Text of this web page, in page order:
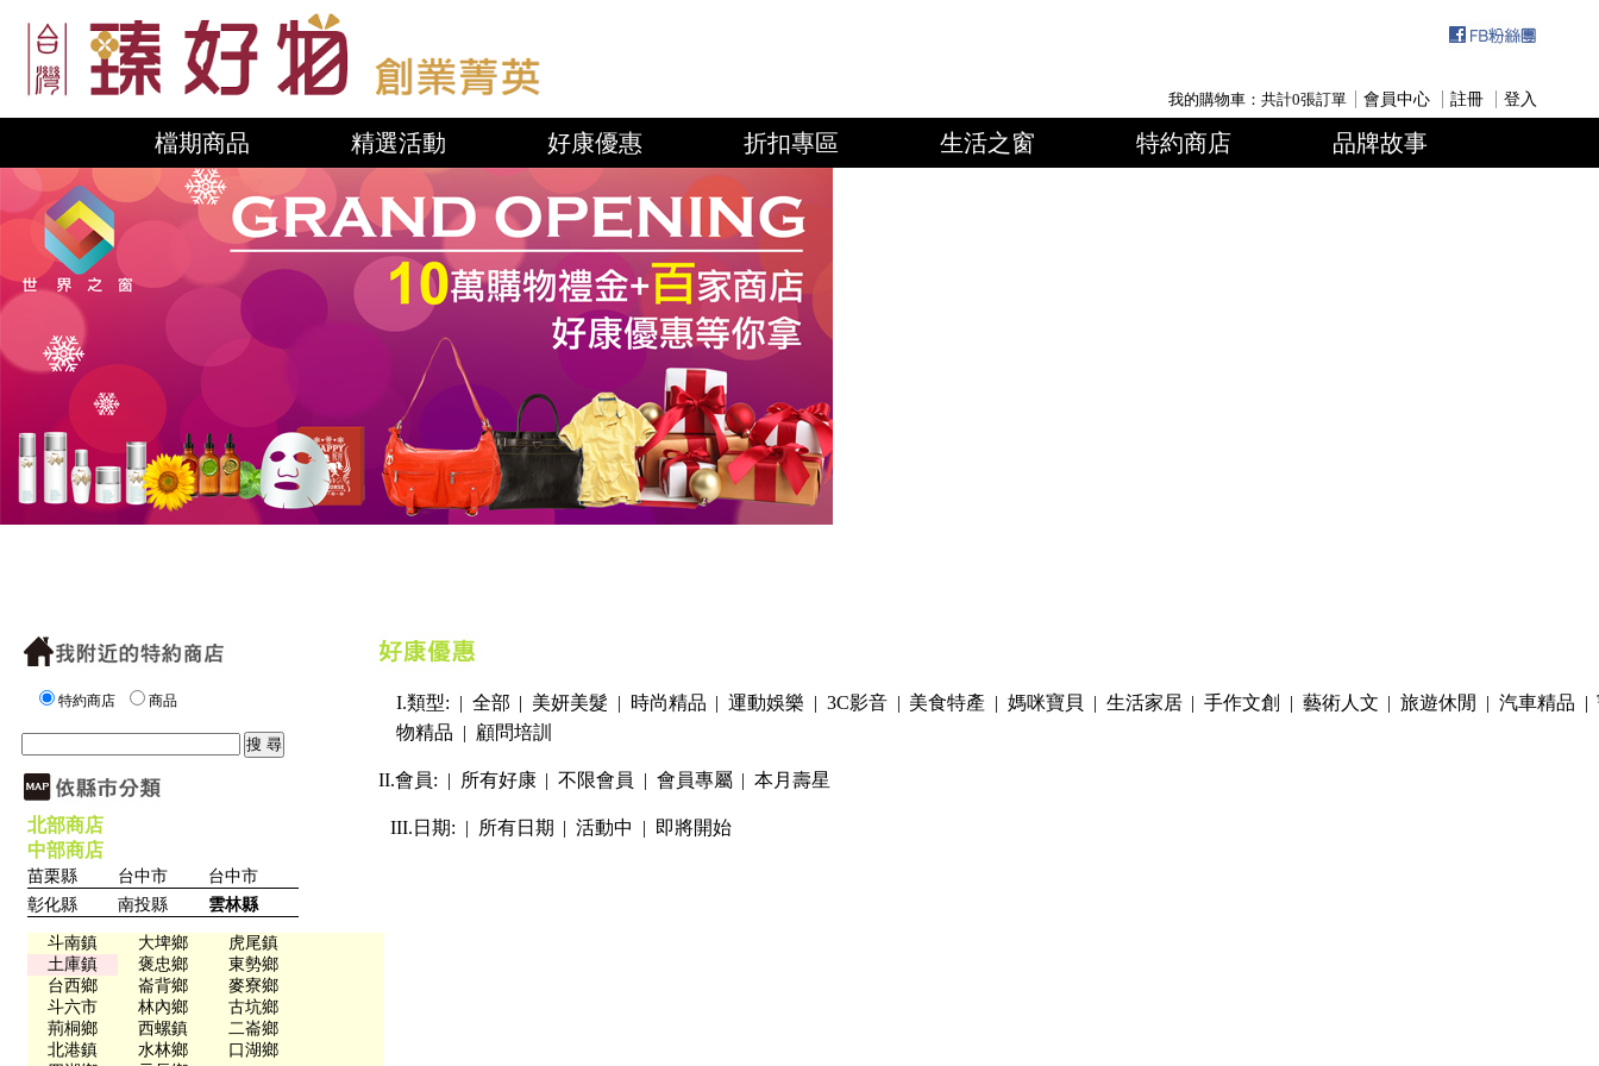
我的購物車：共計0張訂單 會員中心 註冊 登入
檔期商品 精選活動 好康優惠 折扣專區 生活之窗 特約商店 品牌故事
特約商店 商品
北部商店
中部商店
苗栗縣 台中市
台中市
彰化縣
南投縣 雲林縣
斗南鎮 大埤鄉
虎尾鎮
土庫鎮
褒忠鄉
東勢鄉
台西鄉
崙背鄉
麥寮鄉
斗六市
林內鄉
古坑鄉
荊桐鄉
西螺鎮
二崙鄉
北港鎮
水林鄉
口湖鄉
I.類型: | 全部 | 美妍美髮 | 時尚精品 |運動娛樂 | 3C影音| 美食特產 | 媽咪寶貝 | 生活家居|手作文創 | 藝術人文 |旅遊休閒 | 汽車精品 |
物精品 | 顧問培訓
II.會員: | 所有好康|不限會員 | 會員專屬|本月壽星
III.日期: | 所有日期 |活動中 | 即將開始